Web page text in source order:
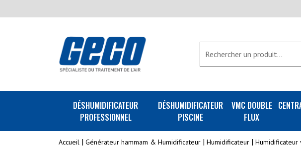
DÉSHUMIDIFICATEUR
PROFESSIONNEL
DÉSHUMIDIFICATEUR
PISCINE
VMC DOUBLE
FLUX
Accueil Générateur hammam & Humidificateur Humidificateur